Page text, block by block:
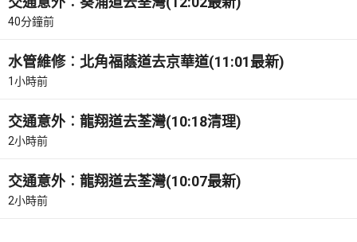
40分鐘前
水管維修︰北角福蔭道去京華道(11:01最新)
1小時前
交通意外︰龍翔道去荃灣(10:18清理)
2小時前
交通意外︰龍翔道去荃灣(10:07最新)
2小時前